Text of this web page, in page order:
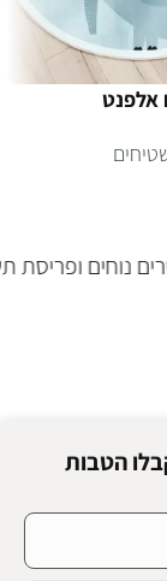
אלפנט
נוחים ופריסת
הטבות